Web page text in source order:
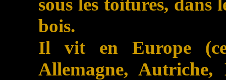
sous les toitures, dans
bois.
Il vit en Europe
Allemagne, Autriche,